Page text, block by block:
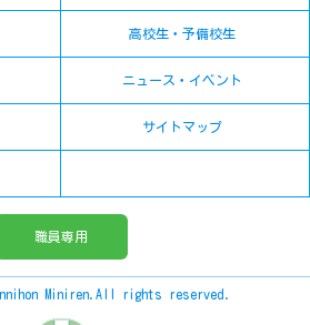
高校生・予備校生
ニュース・イベント
サイトマップ
職員専用
Miniren.All rights reserved.